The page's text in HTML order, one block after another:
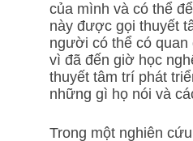
của mình và có thể
này được gọi thuyết
người có thể có quan
vì đã đến giờ học
thuyết tâm trí phát
những gì họ nói và
Trong một nghiên